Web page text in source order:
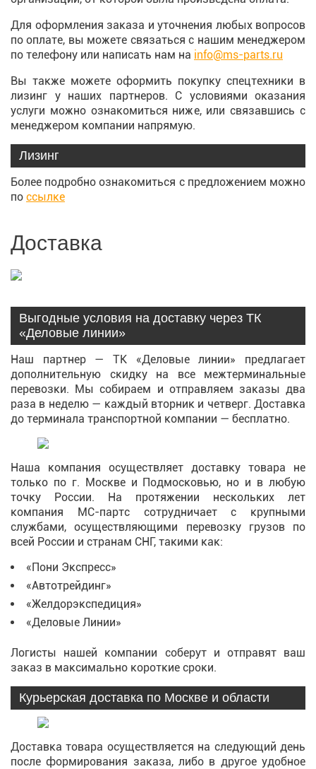
Для оформления заказа и уточнения любых вопросов
по оплате, вы можете связаться с нашим менеджером
по телефону или написать нам на info@ms-parts.ru
Вы также можете оформить покупку спецтехники в
лизинг у наших партнеров. С условиями оказания
услуги можно ознакомиться ниже, или связавшись с
менеджером компании напрямую.
Лизинг
Более подробно ознакомиться с предложением можно
по ссылке
Доставка
Выгодные условия на доставку через ТК
«Деловые линии»
Наш партнер — ТК «Деловые линии» предлагает
дополнительную скидку на все межтерминальные
перевозки. Мы собираем и отправляем заказы два
раза в неделю — каждый вторник и четверг. Доставка
до терминала транспортной компании — бесплатно.
Наша компания осуществляет доставку товара не
только по г. Москве и Подмосковью, но и в любую
точку России. На протяжении нескольких лет
компания МС-партс сотрудничает с крупными
службами, осуществляющими перевозку грузов по
всей России и странам СНГ, такими как:
«Пони Экспресс»
«Автотрейдинг»
«Желдорэкспедиция»
«Деловые Линии»
Логисты нашей компании соберут и отправят ваш
заказ в максимально короткие сроки.
Курьерская доставка по Москве и области
Доставка товара осуществляется на следующий день
после формирования заказа, либо в другое удобное